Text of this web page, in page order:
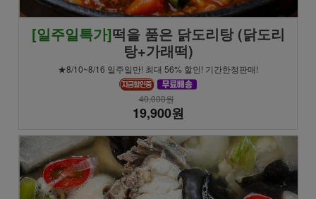
[일주일특가]떡을 품은 닭도리탕 (닭도리
탕+가래떡)
★8/10~8/16 일주일만! 최대 56% 할인! 기간한정판매!
40,000원
19,900원